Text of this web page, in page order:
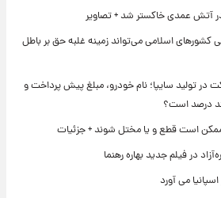
اسلامی می‌تواند زمینه غلبه حق بر باطل
در تولید سایپا؛ نام خودرو، مبلغ پیش پرداخت و
درصد است؟
ممکن است قطع و یا مختل شوند + جزئیات
در فیلم جدید بهاره رهنما
می آورد